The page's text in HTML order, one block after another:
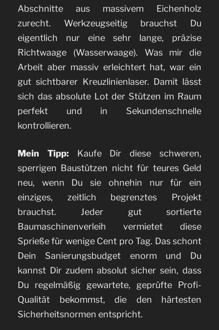
Abschnitte aus massivem Eichenholz
zurecht. Werkzeugseitig brauchst Du
eigentlich nur eine sehr lange, präzise
Richtwaage (Wasserwaage). Was mir die
Arbeit aber massiv erleichtert hat, war ein
gut sichtbarer Kreuzlinienlaser. Damit lässt
sich das absolute Lot der Stützen im Raum
perfekt und in Sekundenschnelle
kontrollieren.
Mein Tipp: Kaufe Dir diese schweren,
sperrigen Baustützen nicht für teures Geld
neu, wenn Du sie ohnehin nur für ein
einziges, zeitlich begrenztes Projekt
brauchst. Jeder gut sortierte
Baumaschinenverleih vermietet diese
Sprieße für wenige Cent pro Tag. Das schont
Dein Sanierungsbudget enorm und Du
kannst Dir zudem absolut sicher sein, dass
Du regelmäßig gewartete, geprüfte Profi-
Qualität bekommst, die den härtesten
Sicherheitsnormen entspricht.